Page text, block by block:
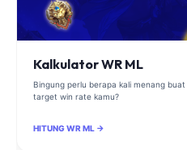
Kalkulator WR ML
Bingung perlu berapa kali menang
target win rate kamu?
HITUNG WR ML →